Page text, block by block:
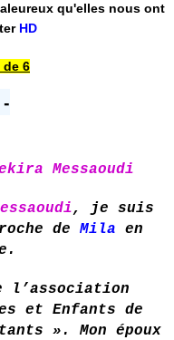
qu'elles nous ont
HD
de 6
Messaoudi
, je suis
de Mila en
l’association
et Enfants de
». Mon époux